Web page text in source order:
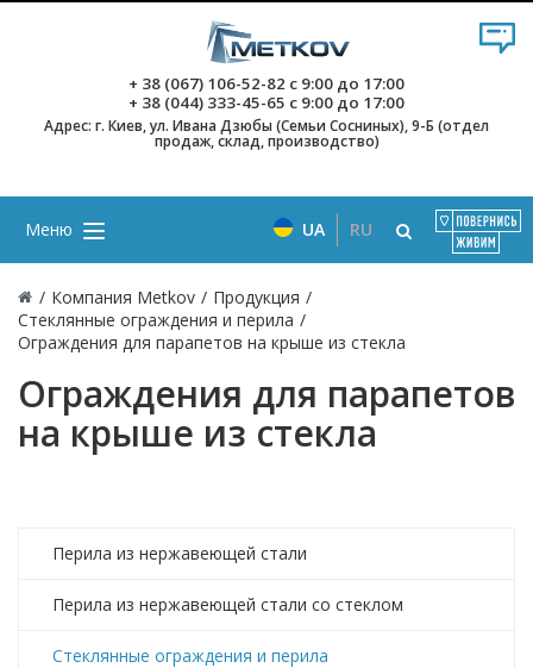
+ 38 (067) 106-52-82 с 9:00 до 17:00
+ 38 (044) 333-45-65 с 9:00 до 17:00
Адрес: г. Киев, ул. Ивана Дзюбы (Семьи Сосниных), 9-Б (отдел
продаж, склад, производство)
Меню UA RU
/ Компания Metkov / Продукция /
Стеклянные ограждения и перила /
Ограждения для парапетов на крыше из стекла
Ограждения для парапетов
на крыше из стекла
Перила из нержавеющей стали
Перила из нержавеющей стали со стеклом
Стеклянные ограждения и перила